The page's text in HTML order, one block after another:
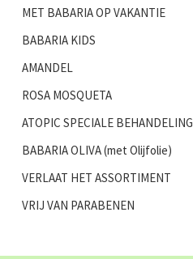
MET BABARIA OP VAKANTIE
BABARIA KIDS
AMANDEL
ROSA MOSQUETA
ATOPIC SPECIALE BEHANDELING
BABARIA OLIVA (met Olijfolie)
VERLAAT HET ASSORTIMENT
VRIJ VAN PARABENEN